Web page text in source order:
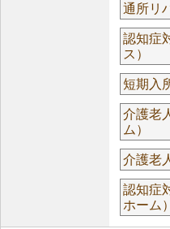
通所リ
認知症
ス）
短期入
介護老
ム）
介護老
認知症
ホーム）